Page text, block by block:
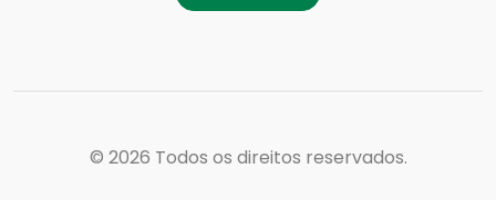
© 2026 Todos os direitos reservados.